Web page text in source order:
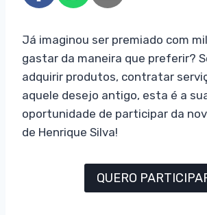
Já imaginou ser premiado com
gastar da maneira que preferir?
adquirir produtos, contratar
aquele desejo antigo, esta é a
oportunidade de participar da
de Henrique Silva!
QUERO